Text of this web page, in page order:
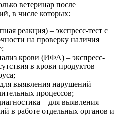
ветеринар после
в числе которых:
реакция) – экспресс-тест с
на проверку наличия
крови (ИФА) – экспресс-
в крови продуктов
выявления нарушений
процессов;
– для выявления
в работе отдельных органов и